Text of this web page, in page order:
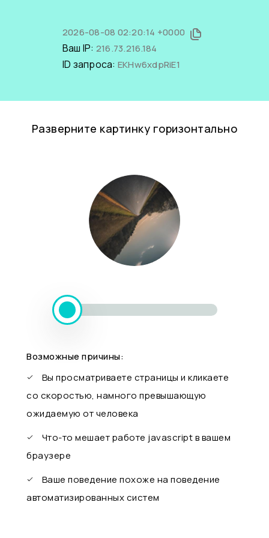
2026-08-08 02:20:14 +0000
Ваш IP: 216.73.216.184
ID запроса: EKHw6xdpRiE1
Разверните картинку горизонтально
Возможные причины:
Вы просматриваете страницы и кликаете
со скоростью, намного превышающую
ожидаемую от человека
Что-то мешает работе javascript в вашем
браузере
Ваше поведение похоже на поведение
автоматизированных систем